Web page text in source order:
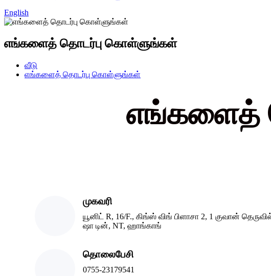
English
எங்களைத் தொடர்பு கொள்ளுங்கள்
வீடு
எங்களைத் தொடர்பு கொள்ளுங்கள்
எங்களைத்
முகவரி
யூனிட் R, 16/F., கிங்ஸ் விங் பிளாசா 2, 1 குவான்
ஷா டின், NT, ஹாங்காங்
தொலைபேசி
0755-23179541